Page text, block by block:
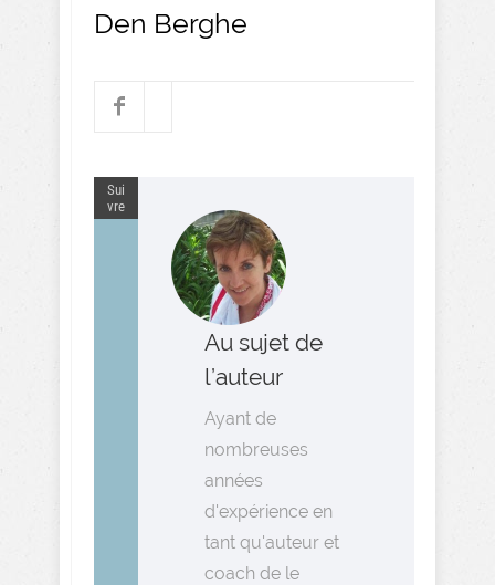
Den Berghe
Sui
vre
Au sujet de
l’auteur
Ayant de
nombreuses
années
d'expérience en
tant qu'auteur et
coach de le